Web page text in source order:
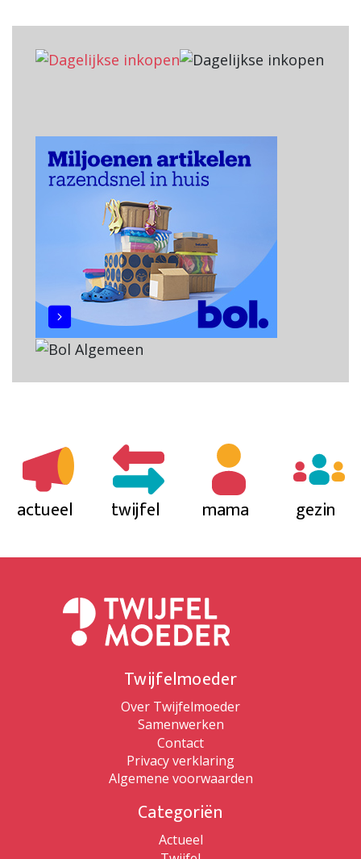
actueel twijfel mama gezin
Twijfelmoeder
Over Twijfelmoeder
Samenwerken
Contact
Privacy verklaring
Algemene voorwaarden
Categoriën
Actueel